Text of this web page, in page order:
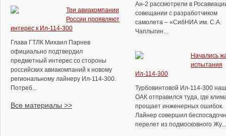
Три авиакомпании
России проявляют
интерес к Ил-114-300
Глава ГТЛК Михаил Парнев
официально подтвердил
предметный интерес со стороны
российских авиакомпаний к новому
региональному лайнеру Ил-114-300.
Потреб...
Все материалы >>
Ан-2 рассмотрели в
совещании с разработчиком
самолета – «СибНИА им. С.А.
Чаплыгин...
Начались
испытания
Ил-114-300
Турбовинтовой Ил-114-300
ОАК отправился туда, где
прощает инженерных ошибок.
Лайнер совершил
перелет из подмосковного Жу...